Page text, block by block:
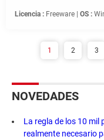
Licencia : Freeware | OS :
1 2 3
NOVEDADES
La regla de los 10 mil
realmente necesario